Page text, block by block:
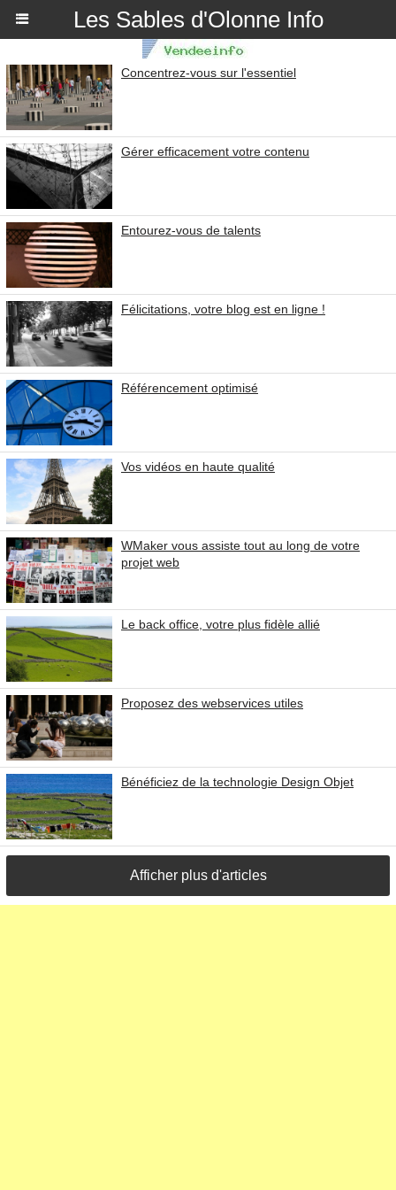
Les Sables d'Olonne Info
Concentrez-vous sur l'essentiel
Gérer efficacement votre contenu
Entourez-vous de talents
Félicitations, votre blog est en ligne !
Référencement optimisé
Vos vidéos en haute qualité
WMaker vous assiste tout au long de votre
projet web
Le back office, votre plus fidèle allié
Proposez des webservices utiles
Bénéficiez de la technologie Design Objet
Afficher plus d'articles